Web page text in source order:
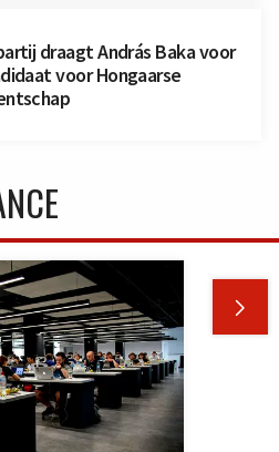
draagt András Baka voor
voor Hongaarse
